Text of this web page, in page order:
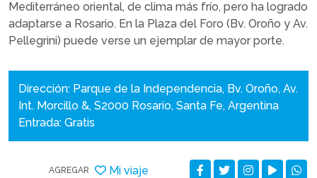
Mediterráneo oriental, de clima más frío, pero ha logrado
adaptarse a Rosario. En la Plaza del Foro (Bv. Oroño y Av.
Pellegrini) puede verse un ejemplar de mayor porte.
Dirección: Parque de la Independencia, Bv. Oroño, Av.
Int. Morcillo &, S2000 Rosario, Santa Fe, Argentina
Entrada: Gratis
AGREGAR Mi viaje